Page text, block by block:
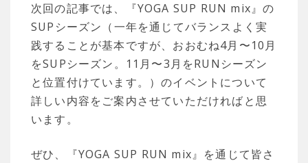
次回の記事では、『YOGA SUP RUN mix』の
SUPシーズン（一年を通じてバランスよく実
践することが基本ですが、おおむね4月〜10月
をSUPシーズン。11月〜3月をRUNシーズン
と位置付けています。）のイベントについて
詳しい内容をご案内させていただければと思
います。
ぜひ、『YOGA SUP RUN mix』を通じて皆さ